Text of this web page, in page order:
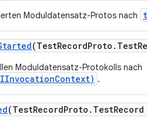
Moduldatensatz-Protos nach
(TestRecordProto . Test
Moduldatensatz-Protokolls nach
.
(TestRecordProto . Test